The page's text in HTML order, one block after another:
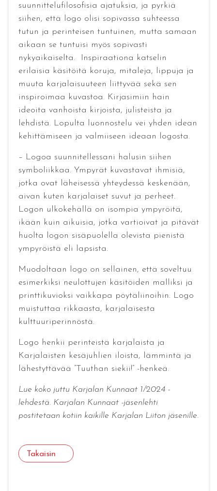
suunnittelufilosofisia ajatuksia, ja pyrkiä
siihen, että logo olisi sopivassa suhteessa
tutun ja perinteisen tuntuinen, mutta samaan
aikaan se tuntuisi myös sopivasti
nykyaikaiselta. Inspiraationa katselin
erilaisia käsitöitä koruja, mitaleja, lippuja ja
muuta karjalaisuuteen liittyvää sekä sen
inspiroimaa kuvastoa. Kirjasimiin hain
ideoita vanhoista kirjoista, julisteista ja
lehdistä. Lopulta luonnostelu vei yhden idean
kehittämiseen ja valmiiseen ideaan logosta.
– Logoa suunnitellessani halusin siihen
symboliikkaa. Ympyrät kuvastavat ihmisiä,
jotka ovat läheisessä yhteydessä keskenään,
aivan kuten karjalaiset suvut ja perheet.
Logon ulkokehällä on isompia ympyröitä,
ikään kuin aikuisia, jotka vartioivat ja pitävät
huolta logon sisäpuolella olevista pienistä
ympyröistä eli lapsista.
Muodoltaan logo on sellainen, että soveltuu
esimerkiksi neulottujen käsitöiden malliksi ja
printtikuvioksi vaikkapa pöytäliinoihin. Logo
muistuttaa rikkaasta, karjalaisesta
kulttuuriperinnöstä.
Logo henkii perinteistä karjalaista ja
Karjalaisten kesäjuhlien iloista, lämmintä ja
lähestyttävää ”Tuuthan siekii!” -henkeä.
Lue koko juttu Karjalan Kunnaat 1/2024 -
lehdestä. Karjalan Kunnaat -jäsenlehti
postitetaan kotiin kaikille Karjalan Liiton jäsenille.
Takaisin